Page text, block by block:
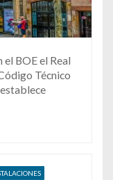
BOE el Real
Técnico